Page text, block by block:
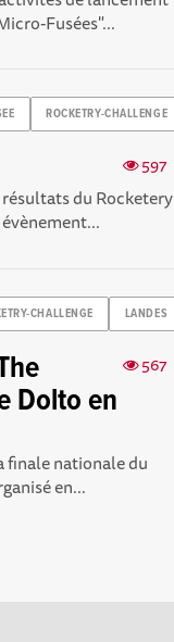
Fusées"...
ROCKETRY-CHALLENGE
597
du Rocketery
CHALLENGE LANDES
567
Dolto en
finale nationale du
en...